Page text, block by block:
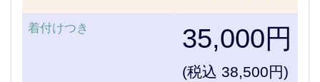
着付けつき 35,000円
(税込 38,500円)